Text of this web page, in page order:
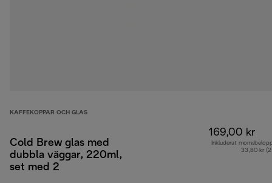
KAFFEKOPPAR OCH GLAS
Cold Brew glas med
dubbla väggar, 220ml,
set med 2
169,00 kr
Inkluderat
33,80 kr